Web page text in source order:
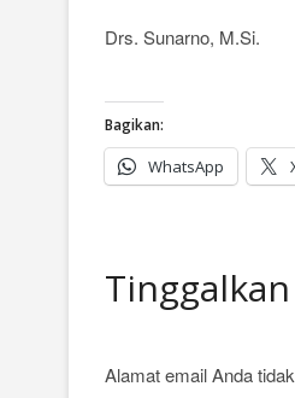
Drs. Sunarno, M.Si.
Bagikan:
WhatsApp
Alamat email Anda